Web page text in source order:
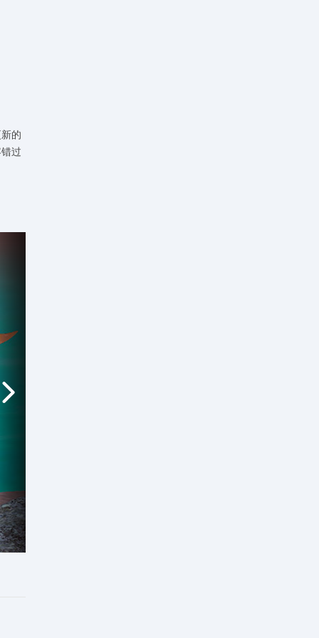
的
过